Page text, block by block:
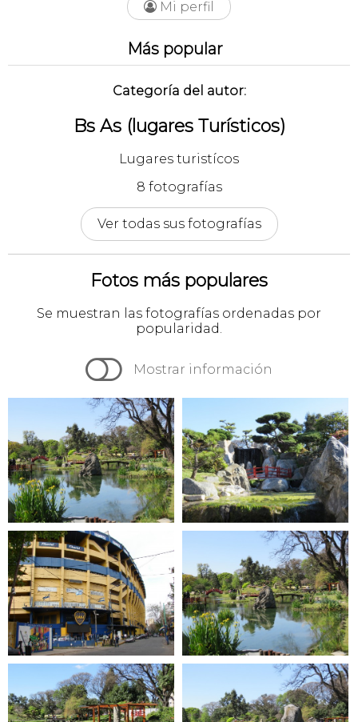
 Mi perfil
Más popular
Categoría del autor:
Bs As (lugares Turísticos)
Lugares turistícos
8 fotografías
Ver todas sus fotografías
Fotos más populares
Se muestran las fotografías ordenadas por
popularidad.
 Mostrar información